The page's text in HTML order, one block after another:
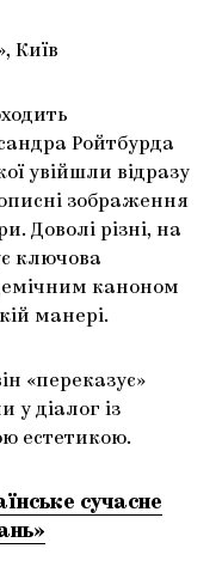
Київ
Ройтбурда
увійшли відразу
зображення
Доволі різні, на
ключова
каноном
манері.
«переказує»
у діалог із
естетикою.
сучасне